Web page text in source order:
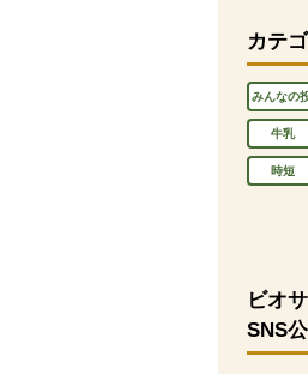
カテ
みんなの
牛乳
時短
ビオ
SNS